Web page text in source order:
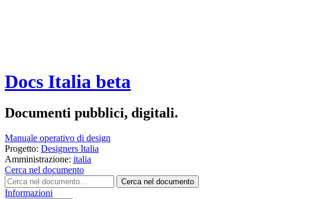
Docs Italia beta
Documenti pubblici, digitali.
Manuale operativo di design
Progetto: Designers Italia
Amministrazione: italia
Cerca nel documento
Cerca nel documento
Informazioni